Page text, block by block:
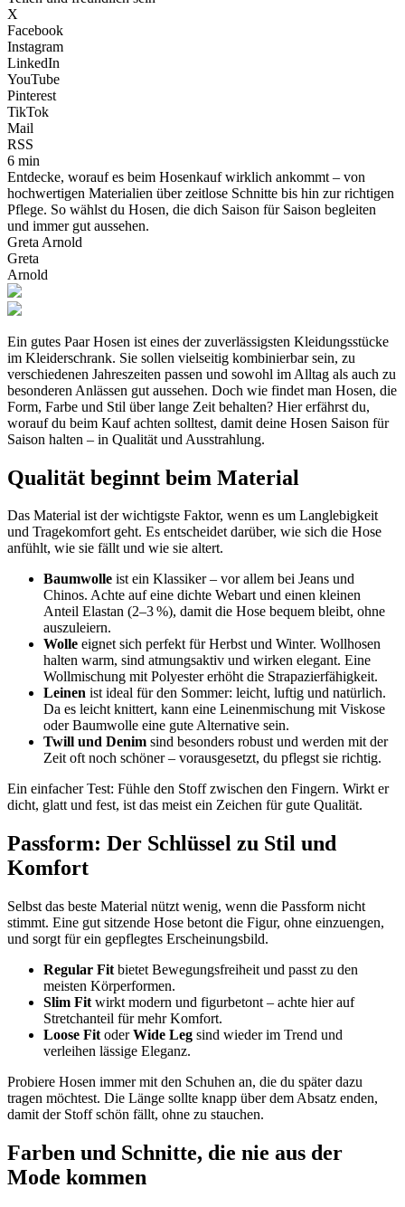
X
Facebook
Instagram
LinkedIn
YouTube
Pinterest
TikTok
Mail
RSS
6 min
Entdecke, worauf es beim Hosenkauf wirklich ankommt – von
hochwertigen Materialien über zeitlose Schnitte bis hin zur richtigen
Pflege. So wählst du Hosen, die dich Saison für Saison begleiten
und immer gut aussehen.
Greta Arnold
Greta
Arnold
Ein gutes Paar Hosen ist eines der zuverlässigsten Kleidungsstücke
im Kleiderschrank. Sie sollen vielseitig kombinierbar sein, zu
verschiedenen Jahreszeiten passen und sowohl im Alltag als auch zu
besonderen Anlässen gut aussehen. Doch wie findet man Hosen, die
Form, Farbe und Stil über lange Zeit behalten? Hier erfährst du,
worauf du beim Kauf achten solltest, damit deine Hosen Saison für
Saison halten – in Qualität und Ausstrahlung.
Qualität beginnt beim Material
Das Material ist der wichtigste Faktor, wenn es um Langlebigkeit
und Tragekomfort geht. Es entscheidet darüber, wie sich die Hose
anfühlt, wie sie fällt und wie sie altert.
Baumwolle ist ein Klassiker – vor allem bei Jeans und
Chinos. Achte auf eine dichte Webart und einen kleinen
Anteil Elastan (2–3 %), damit die Hose bequem bleibt, ohne
auszuleiern.
Wolle eignet sich perfekt für Herbst und Winter. Wollhosen
halten warm, sind atmungsaktiv und wirken elegant. Eine
Wollmischung mit Polyester erhöht die Strapazierfähigkeit.
Leinen ist ideal für den Sommer: leicht, luftig und natürlich.
Da es leicht knittert, kann eine Leinenmischung mit Viskose
oder Baumwolle eine gute Alternative sein.
Twill und Denim sind besonders robust und werden mit der
Zeit oft noch schöner – vorausgesetzt, du pflegst sie richtig.
Ein einfacher Test: Fühle den Stoff zwischen den Fingern. Wirkt er
dicht, glatt und fest, ist das meist ein Zeichen für gute Qualität.
Passform: Der Schlüssel zu Stil und
Komfort
Selbst das beste Material nützt wenig, wenn die Passform nicht
stimmt. Eine gut sitzende Hose betont die Figur, ohne einzuengen,
und sorgt für ein gepflegtes Erscheinungsbild.
Regular Fit bietet Bewegungsfreiheit und passt zu den
meisten Körperformen.
Slim Fit wirkt modern und figurbetont – achte hier auf
Stretchanteil für mehr Komfort.
Loose Fit oderWide Leg sind wieder im Trend und
verleihen lässige Eleganz.
Probiere Hosen immer mit den Schuhen an, die du später dazu
tragen möchtest. Die Länge sollte knapp über dem Absatz enden,
damit der Stoff schön fällt, ohne zu stauchen.
Farben und Schnitte, die nie aus der
Mode kommen